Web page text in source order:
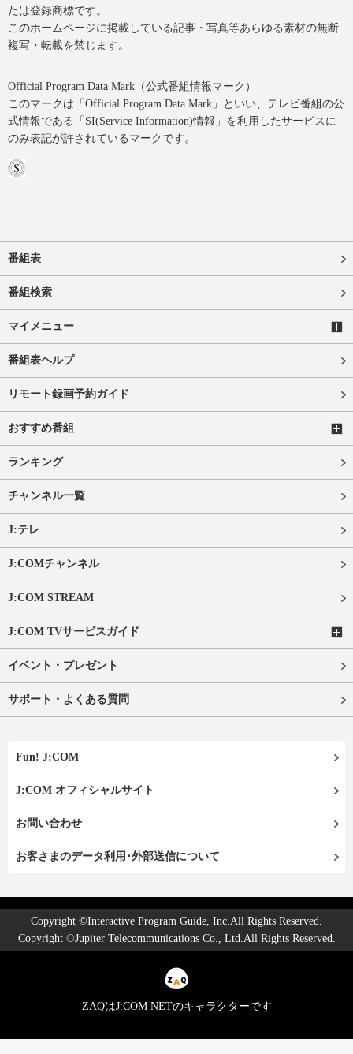
たは登録商標です。
このホームページに掲載している記事・写真等あらゆる素材の無断
複写・転載を禁じます。
Official Program Data Mark（公式番組情報マーク）
このマークは「Official Program Data Mark」といい、テレビ番組の公
式情報である「SI(Service Information)情報」を利用したサービスに
のみ表記が許されているマークです。
番組表
番組検索
マイメニュー
番組表ヘルプ
リモート録画予約ガイド
おすすめ番組
ランキング
チャンネル一覧
J:テレ
J:COMチャンネル
J:COM STREAM
J:COM TVサービスガイド
イベント・プレゼント
サポート・よくある質問
Fun! J:COM
J:COM オフィシャルサイト
お問い合わせ
お客さまのデータ利用･外部送信について
Copyright ©Interactive Program Guide, Inc.All Rights Reserved.
Copyright ©Jupiter Telecommunications Co., Ltd.All Rights Reserved.
ZAQはJ:COM NETのキャラクターです